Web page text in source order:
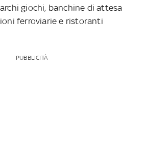
giochi, banchine di attesa
ferroviarie e ristoranti
PUBBLICITÀ